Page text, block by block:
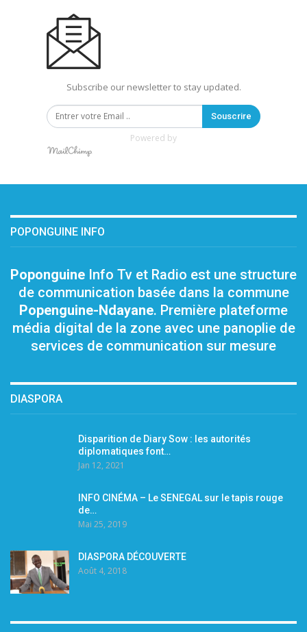
Subscribe our newsletter to stay updated.
Souscrire
Powered by
POPONGUINE INFO
Poponguine Info Tv et Radio est une structure
de communication basée dans la commune
Popenguine-Ndayane. Première plateforme
média digital de la zone avec une panoplie de
services de communication sur mesure
DIASPORA
Disparition de Diary Sow : les autorités
diplomatiques font…
Jan 12, 2021
INFO CINÉMA – Le SENEGAL sur le tapis rouge
de…
Mai 25, 2019
DIASPORA DÉCOUVERTE
Août 4, 2018